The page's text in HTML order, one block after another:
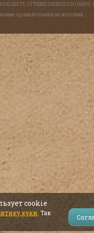
ОГРНИП 319183200016690.
прямой ссылки на источник.
cookie
куки . Так